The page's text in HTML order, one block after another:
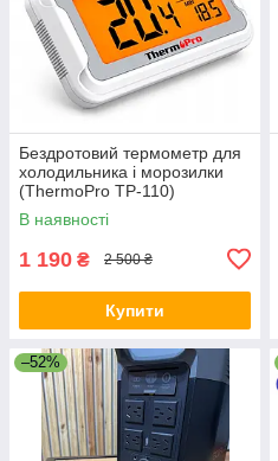
Бездротовий термометр для
холодильника і морозилки
(ThermoPro TP-110)
В наявності
1 190 ₴ 2 500 ₴
Купити
–52%